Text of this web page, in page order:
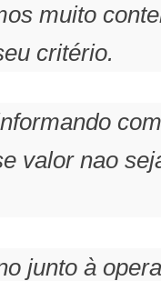
muito
critério.
valor nao
junto à